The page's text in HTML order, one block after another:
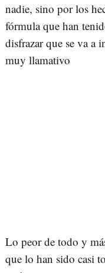
nadie, sino por los
fórmula que han
disfrazar que se va a
muy llamativo
Lo peor de todo y
que lo han sido casi